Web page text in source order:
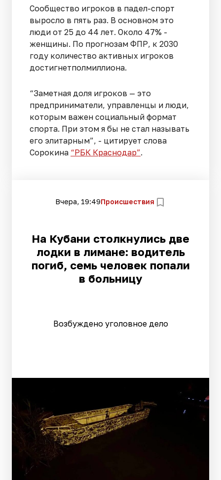
Сообщество игроков в падел-спорт
выросло в пять раз. В основном это
люди от 25 до 44 лет. Около 47% -
женщины. По прогнозам ФПР, к 2030
году количество активных игроков
достигнетполмиллиона.
“Заметная доля игроков — это
предприниматели, управленцы и люди,
которым важен социальный формат
спорта. При этом я бы не стал называть
его элитарным”, - цитирует слова
Сорокина “РБК Краснодар”.
Вчера, 19:49Происшествия
На Кубани столкнулись две
лодки в лимане: водитель
погиб, семь человек попали
в больницу
Возбуждено уголовное дело